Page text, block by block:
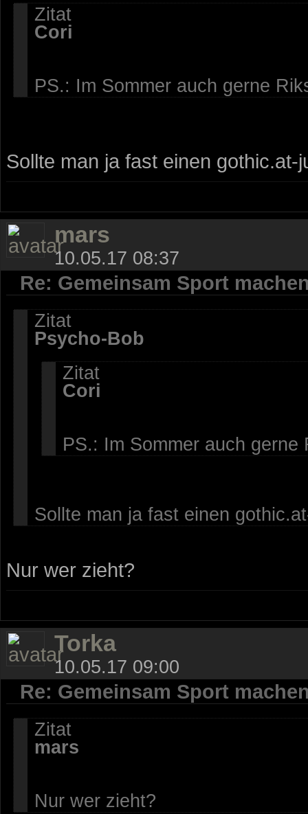
Zitat
Cori
PS.: Im Sommer auch gerne
Sollte man ja fast einen
mars
10.05.17 08:37
Re: Gemeinsam Sport
Zitat
Psycho-Bob
Zitat
Cori
PS.: Im Sommer auch gerne
Sollte man ja fast einen
Nur wer zieht?
Torka
10.05.17 09:00
Re: Gemeinsam Sport
Zitat
mars
Nur wer zieht?